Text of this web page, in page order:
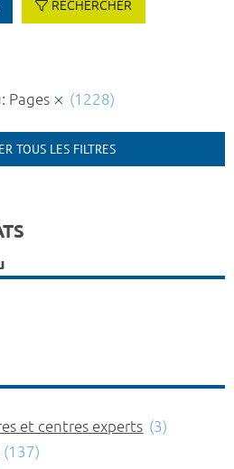
RECHERCHER
Pages (1228)
TOUS LES FILTRES
et centres experts (3)
(137)